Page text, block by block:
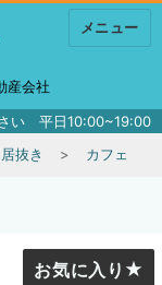
産会社
い 平日10:00~19:00
メニュー
居抜き カフェ
お気に入り